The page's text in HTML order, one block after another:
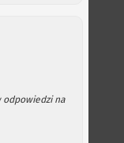
odpowiedzi na